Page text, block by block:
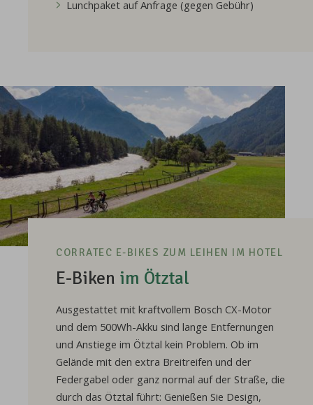
Lunchpaket auf Anfrage (gegen Gebühr)
CORRATEC E-BIKES ZUM LEIHEN IM HOTEL
E-Biken im Ötztal
Ausgestattet mit kraftvollem Bosch CX-Motor
und dem 500Wh-Akku sind lange Entfernungen
und Anstiege im Ötztal kein Problem. Ob im
Gelände mit den extra Breitreifen und der
Federgabel oder ganz normal auf der Straße, die
durch das Ötztal führt: Genießen Sie Design,